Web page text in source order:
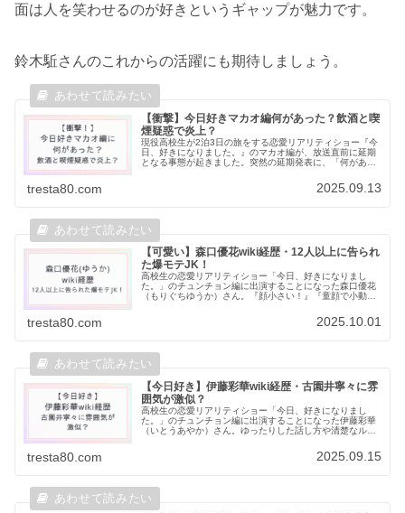
面は人を笑わせるのが好きというギャップが魅力です。
鈴木駈さんのこれからの活躍にも期待しましょう。
【衝撃】今日好きマカオ編何があった？飲酒と喫
煙疑惑で炎上？
現役高校生が2泊3日の旅をする恋愛リアリティショー『今
日、好きになりました。』のマカオ編が、放送直前に延期
となる事態が起きました。突然の延期発表に、「何があっ
tresta80.com 2025.09.13
【可愛い】森口優花wiki経歴・12人以上に告られ
た爆モテJK！
高校生の恋愛リアリティショー「今日、好きになりまし
た。」のチュンチョン編に出演することになった森口優花
（もりぐちゆうか）さん。『顔小さい！』『童顔で小動物
tresta80.com 2025.10.01
【今日好き】伊藤彩華wiki経歴・古園井寧々に雰
囲気が激似？
高校生の恋愛リアリティショー「今日、好きになりまし
た。」のチュンチョン編に出演することになった伊藤彩華
（いとうあやか）さん。ゆったりした話し方や清楚なルッ
tresta80.com 2025.09.15